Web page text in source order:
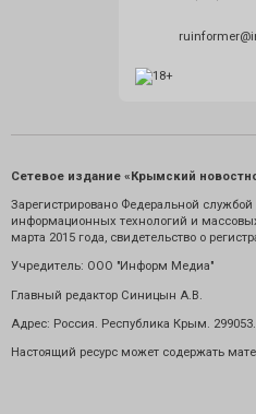
Сетевое издание «Крымский
Зарегистрировано Федеральной службой
информационных технологий и
марта 2015 года, свидетельство о
Учредитель: ООО "Информ Медиа"
Главный редактор Синицын А.В.
Адрес: Россия. Республика Крым.
Настоящий ресурс может содержать